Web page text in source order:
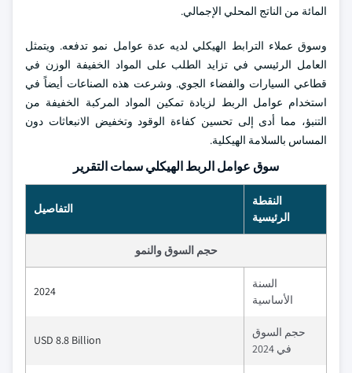
المائة من الناتج المحلي الإجمالي.
وسوق عملاء الترابط الهيكلي لديه عدة عوامل نمو تدفعه. ويتمثل
العامل الرئيسي في تزايد الطلب على المواد الخفيفة الوزن في
قطاعي السيارات والفضاء الجوي. وشرعت هذه الصناعات أيضاً في
استخدام عوامل الربط لزيادة تمكين المواد المركبة الخفيفة من
التنبؤ، مما أدى إلى تحسين كفاءة الوقود وتخفيض الانبعاثات دون
المساس بالسلامة الهيكلية.
سوق عوامل الربط الهيكلي سمات التقرير
النقطة
الرئيسية
التفاصيل
حجم السوق والنمو
السنة
الأساسية
2024
حجم السوق
في 2024
USD 8.8 Billion